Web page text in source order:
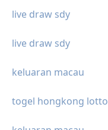
live draw sdy
live draw sdy
keluaran macau
togel hongkong lotto